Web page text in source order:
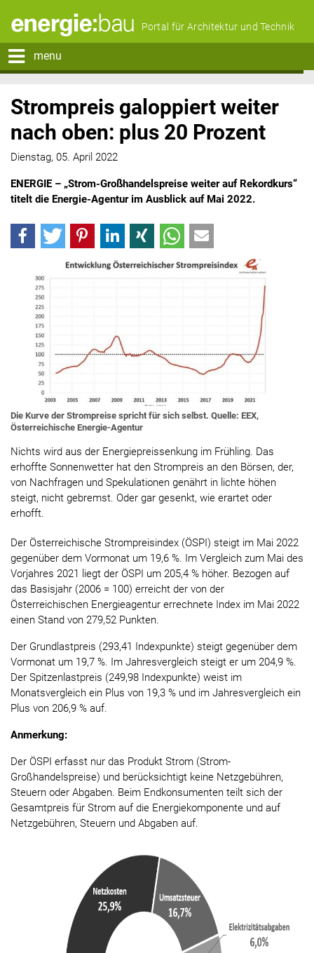
Portal für Architektur und Technik
menu
Strompreis galoppiert weiter
nach oben: plus 20 Prozent
Dienstag, 05. April 2022
ENERGIE – „Strom-Großhandelspreise weiter auf Rekordkurs“
titelt die Energie-Agentur im Ausblick auf Mai 2022.
Die Kurve der Strompreise spricht für sich selbst. Quelle: EEX,
Österreichische Energie-Agentur
Nichts wird aus der Energiepreissenkung im Frühling. Das
erhoffte Sonnenwetter hat den Strompreis an den Börsen, der,
von Nachfragen und Spekulationen genährt in lichte höhen
steigt, nicht gebremst. Oder gar gesenkt, wie erartet oder
erhofft.
Der Österreichische Strompreisindex (ÖSPI) steigt im Mai 2022
gegenüber dem Vormonat um 19,6 %. Im Vergleich zum Mai des
Vorjahres 2021 liegt der ÖSPI um 205,4 % höher. Bezogen auf
das Basisjahr (2006 = 100) erreicht der von der
Österreichischen Energieagentur errechnete Index im Mai 2022
einen Stand von 279,52 Punkten.
Der Grundlastpreis (293,41 Indexpunkte) steigt gegenüber dem
Vormonat um 19,7 %. Im Jahresvergleich steigt er um 204,9 %.
Der Spitzenlastpreis (249,98 Indexpunkte) weist im
Monatsvergleich ein Plus von 19,3 % und im Jahresvergleich ein
Plus von 206,9 % auf.
Anmerkung:
Der ÖSPI erfasst nur das Produkt Strom (Strom-
Großhandelspreise) und berücksichtigt keine Netzgebühren,
Steuern oder Abgaben. Beim Endkonsumenten teilt sich der
Gesamtpreis für Strom auf die Energiekomponente und auf
Netzgebühren, Steuern und Abgaben auf.